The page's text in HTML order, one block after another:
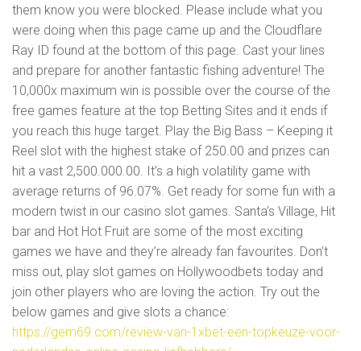
them know you were blocked. Please include what you
were doing when this page came up and the Cloudflare
Ray ID found at the bottom of this page. Cast your lines
and prepare for another fantastic fishing adventure! The
10,000x maximum win is possible over the course of the
free games feature at the top Betting Sites and it ends if
you reach this huge target. Play the Big Bass – Keeping it
Reel slot with the highest stake of 250.00 and prizes can
hit a vast 2,500.000.00. It’s a high volatility game with
average returns of 96.07%. Get ready for some fun with a
modern twist in our casino slot games. Santa’s Village, Hit
bar and Hot Hot Fruit are some of the most exciting
games we have and they’re already fan favourites. Don’t
miss out, play slot games on Hollywoodbets today and
join other players who are loving the action. Try out the
below games and give slots a chance:
https://gem69.com/review-van-1xbet-een-topkeuze-voor-